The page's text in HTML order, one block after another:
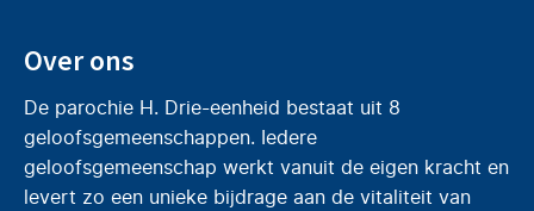
Over ons
De parochie H. Drie-eenheid bestaat uit 8
geloofsgemeenschappen. Iedere
geloofsgemeenschap werkt vanuit de eigen kracht en
levert zo een unieke bijdrage aan de vitaliteit van